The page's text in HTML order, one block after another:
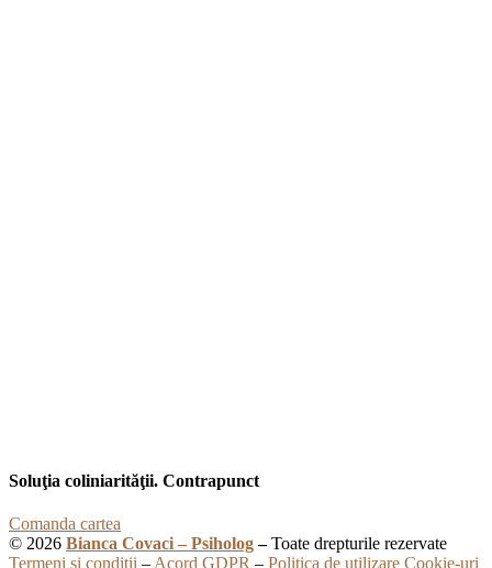
Soluţia coliniarităţii. Contrapunct
Comanda cartea
© 2026 Bianca Covaci – Psiholog–Toate drepturile rezervate
Termeni și condiții – Acord GDPR – Politica de utilizare Cookie-uri